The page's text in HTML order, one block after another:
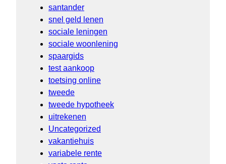
santander
snel geld lenen
sociale leningen
sociale woonlening
spaargids
test aankoop
toetsing online
tweede
tweede hypotheek
uitrekenen
Uncategorized
vakantiehuis
variabele rente